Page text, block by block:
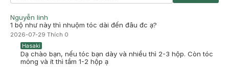
Nguyễn linh
1 bộ như này thì nhuộm tóc dài đến đâu đc ạ?
2026-07-29 Thích 0
Hasaki
Dạ chào bạn, nếu tóc bạn dày và nhiều thì 2-3 hộp. Còn tóc
mỏng và ít thì tầm 1-2 hộp ạ